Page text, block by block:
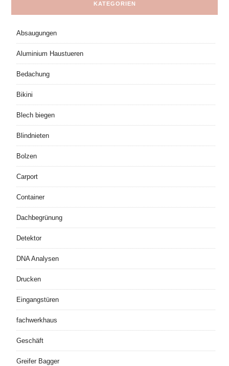
KATEGORIEN
Absaugungen
Aluminium Haustueren
Bedachung
Bikini
Blech biegen
Blindnieten
Bolzen
Carport
Container
Dachbegrünung
Detektor
DNA Analysen
Drucken
Eingangstüren
fachwerkhaus
Geschäft
Greifer Bagger